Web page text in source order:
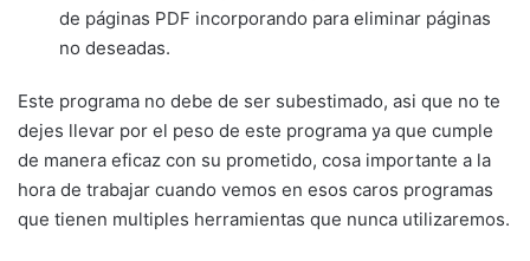
de páginas PDF incorporando para eliminar páginas
no deseadas.
Este programa no debe de ser subestimado, asi que no te
dejes llevar por el peso de este programa ya que cumple
de manera eficaz con su prometido, cosa importante a la
hora de trabajar cuando vemos en esos caros programas
que tienen multiples herramientas que nunca utilizaremos.